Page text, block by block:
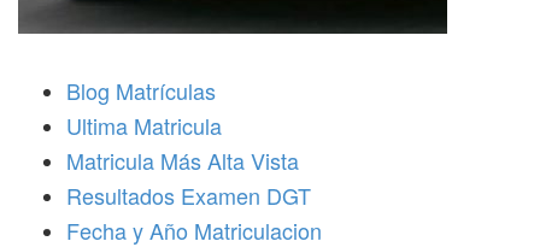
Blog Matrículas
Ultima Matricula
Matricula Más Alta Vista
Resultados Examen DGT
Fecha y Año Matriculacion